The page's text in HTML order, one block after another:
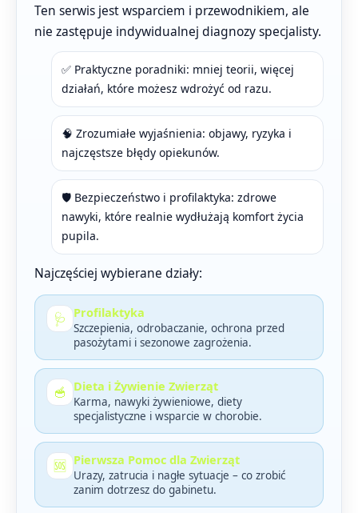
Ten serwis jest wsparciem i przewodnikiem, ale
nie zastępuje indywidualnej diagnozy specjalisty.
✅ Praktyczne poradniki: mniej teorii, więcej
działań, które możesz wdrożyć od razu.
🧠 Zrozumiałe wyjaśnienia: objawy, ryzyka i
najczęstsze błędy opiekunów.
🛡️ Bezpieczeństwo i profilaktyka: zdrowe
nawyki, które realnie wydłużają komfort życia
pupila.
Najczęściej wybierane działy:
🩺 Profilaktyka
Szczepienia, odrobaczanie, ochrona przed
pasożytami i sezonowe zagrożenia.
🥣 Dieta i Żywienie Zwierząt
Karma, nawyki żywieniowe, diety
specjalistyczne i wsparcie w chorobie.
🆘 Pierwsza Pomoc dla Zwierząt
Urazy, zatrucia i nagłe sytuacje – co zrobić
zanim dotrzesz do gabinetu.